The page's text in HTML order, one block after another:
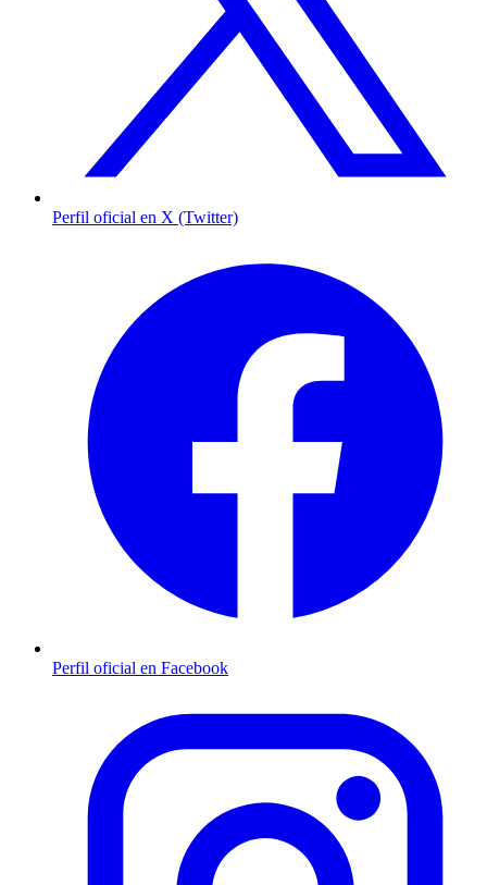
Perfil oficial en X (Twitter)
Perfil oficial en Facebook